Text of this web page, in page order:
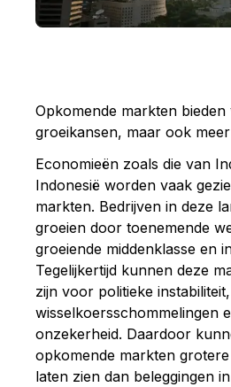
Opkomende markten
groeikansen, maar ook
Economieën zoals die van
Indonesië worden vaak
markten. Bedrijven in deze
groeien door toenemende
groeiende middenklasse en
Tegelijkertijd kunnen deze
zijn voor politieke instabiliteit,
wisselkoersschommelingen
onzekerheid. Daardoor
opkomende markten
laten zien dan beleggingen